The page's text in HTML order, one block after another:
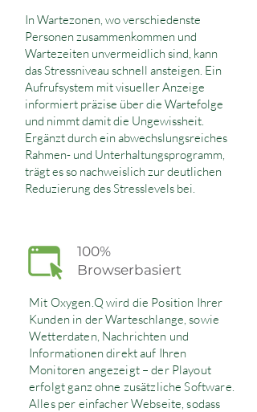
In Wartezonen, wo verschiedenste
Personen zusammenkommen und
Wartezeiten unvermeidlich sind, kann
das Stressniveau schnell ansteigen. Ein
Aufrufsystem mit visueller Anzeige
informiert präzise über die Wartefolge
und nimmt damit die Ungewissheit.
Ergänzt durch ein abwechslungsreiches
Rahmen- und Unterhaltungsprogramm,
trägt es so nachweislich zur deutlichen
Reduzierung des Stresslevels bei.
100%
Browserbasiert
Mit Oxygen.Q wird die Position Ihrer
Kunden in der Warteschlange, sowie
Wetterdaten, Nachrichten und
Informationen direkt auf Ihren
Monitoren angezeigt – der Playout
erfolgt ganz ohne zusätzliche Software.
Alles per einfacher Webseite, sodass